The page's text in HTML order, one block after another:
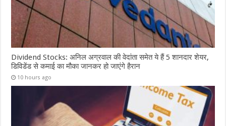
Dividend Stocks: अनिल अग्रवाल की वेदांता समेत ये हैं 5 शानदार शेयर,
डिविडेंड से कमाई का मौका जानकर हो जाएंगे हैरान
10 hours ago